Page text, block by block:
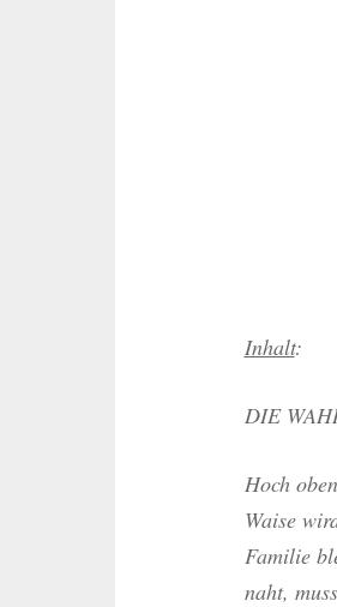
Inhalt:
DIE
Hoch
Waise
Familie
naht,